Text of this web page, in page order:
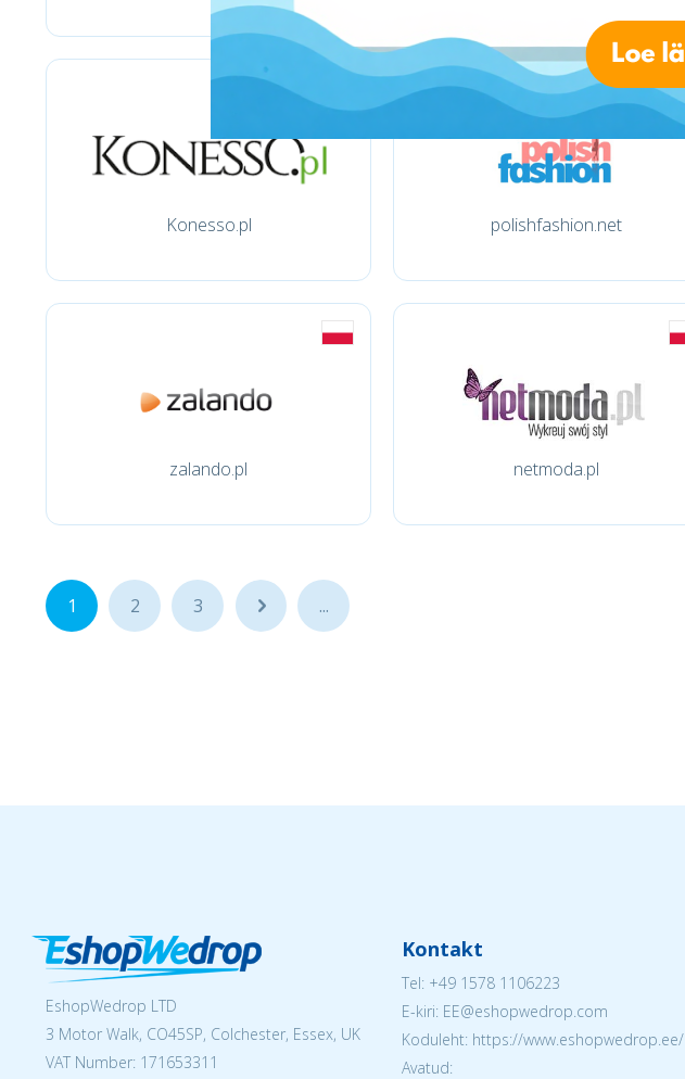
Konesso.pl polishfashion.net
zalando.pl netmoda.pl
1 2 3 ... ...
EshopWedrop LTD
3 Motor Walk, CO45SP, Colchester, Essex, UK
VAT Number: 171653311
Kontakt
Tel: +49 1578 1106223
E-kiri: EE@eshopwedrop.com
Koduleht: https://www.eshopwedrop.ee/
Avatud: